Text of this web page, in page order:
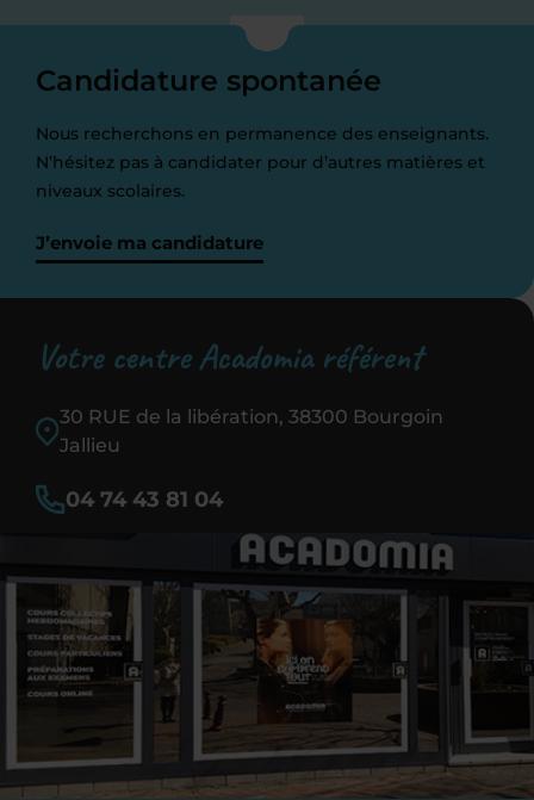
Candidature spontanée
Nous recherchons en permanence des enseignants.
N’hésitez pas à candidater pour d’autres matières et
niveaux scolaires.
J’envoie ma candidature
Votre centre Acadomia référent
30 RUE de la libération, 38300 Bourgoin
Jallieu
04 74 43 81 04